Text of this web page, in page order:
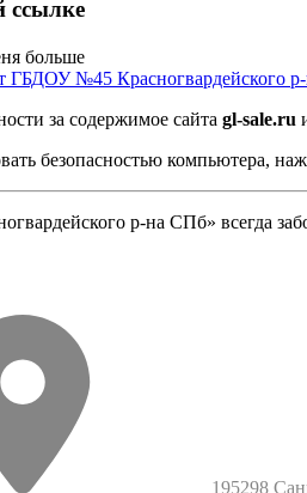
ссылке
больше
ГБДОУ №45 Красногвардейского
за содержимое сайта gl-sale.ru
безопасностью компьютера,
р-на СПб» всегда
195298